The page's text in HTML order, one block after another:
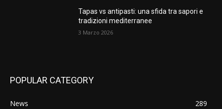
Tapas vs antipasti: una sfida tra sapori e
tradizioni mediterranee
3 Marzo 2026
POPULAR CATEGORY
News
289